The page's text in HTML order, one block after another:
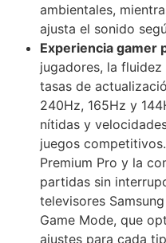
ambientales,
ajusta el sonido
Experiencia gamer
jugadores, la
tasas de
240Hz, 165Hz y
nítidas y
juegos
Premium Pro y la
partidas sin
televisores
Game Mode, que
ajustes para cada